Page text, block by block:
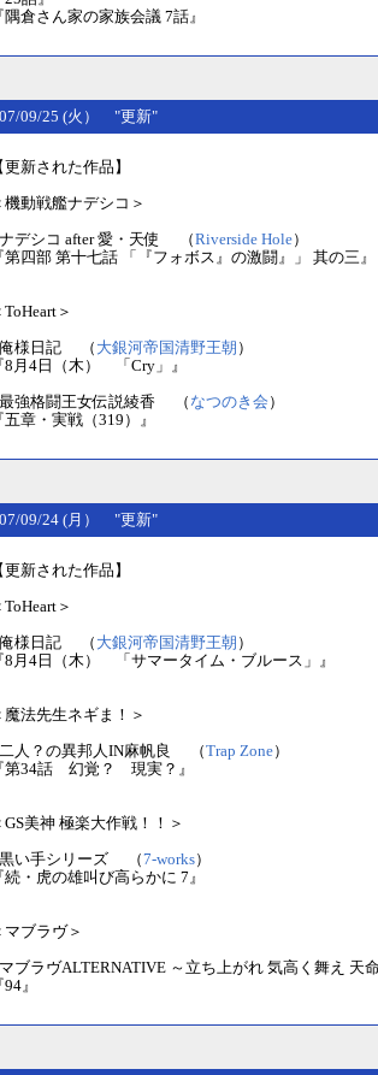
隅倉さん家の家族会議 7話』
09/25 (火） "更新"
更新された作品】
機動戦艦ナデシコ＞
デシコ after 愛・天使 （Riverside Hole）
第四部 第十七話 「『フォボス』の激闘』」 其の三』
ToHeart＞
様日記 （ 大銀河帝国清野王朝 ）
8月4日（木） 「Cry」』
強格闘王女伝説綾香 （ なつのき会 ）
五章・実戦（319）』
09/24 (月） "更新"
更新された作品】
ToHeart＞
様日記 （ 大銀河帝国清野王朝 ）
8月4日（木） 「サマータイム・ブルース」』
魔法先生ネギま！＞
人？の異邦人IN麻帆良 （Trap Zone）
第34話 幻覚？ 現実？』
GS美神 極楽大作戦！！＞
い手シリーズ （7-works）
続・虎の雄叫び高らかに 7』
マブラヴ＞
ブラヴALTERNATIVE ～立ち上がれ 気高く舞え
94』